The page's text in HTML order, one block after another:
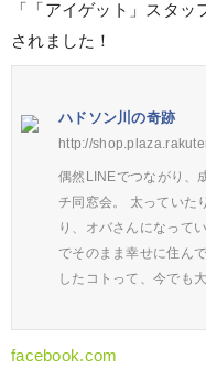
「「アイゲット」スタ
されました！
ハドソン川の奇跡
http://
偶然LINEでつながり、
チ同窓会。 太っていた
り、オバさんになって
でそのまま幸せに住ん
したコトって、今でも
facebook.com